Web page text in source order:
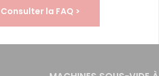
Consulter la FAQ >